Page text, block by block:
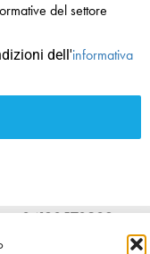
del settore
dell'informativa
04120570983 -
int. versato €